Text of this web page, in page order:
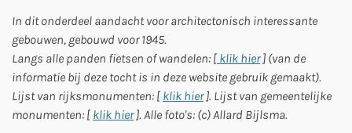
In dit onderdeel aandacht voor architectonisch interessante
gebouwen, gebouwd voor 1945.
Langs alle panden fietsen of wandelen: [ klik hier] (van de
informatie bij deze tocht is in deze website gebruik gemaakt).
Lijst van rijksmonumenten: [ klik hier]. Lijst van gemeentelijke
monumenten: [ klik hier]. Alle foto's: (c) Allard Bijlsma.